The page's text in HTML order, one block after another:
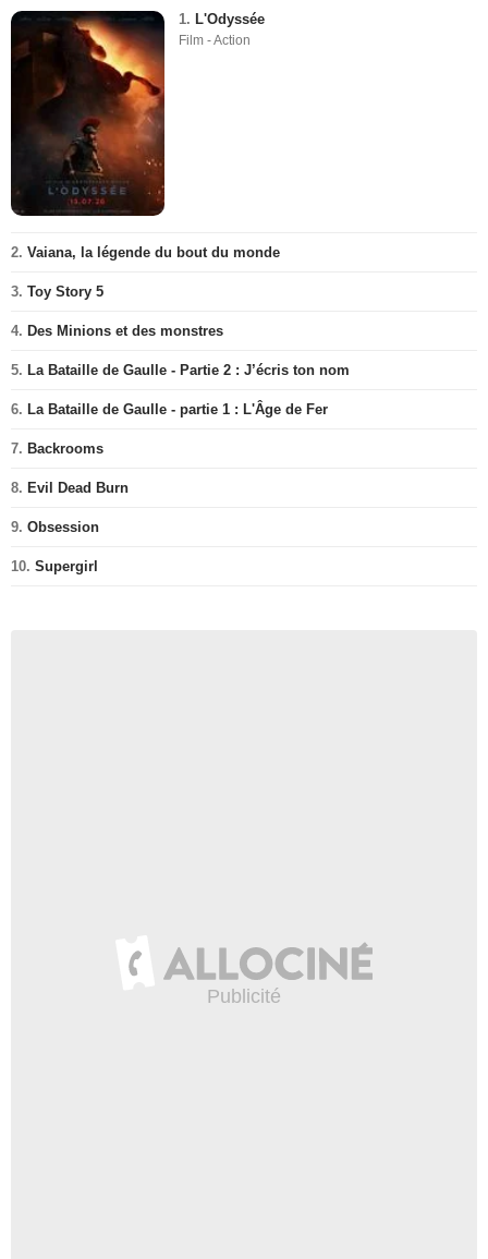
1. L'Odyssée
Film - Action
2. Vaiana, la légende du bout du monde
3. Toy Story 5
4. Des Minions et des monstres
5. La Bataille de Gaulle - Partie 2 : J’écris ton nom
6. La Bataille de Gaulle - partie 1 : L'Âge de Fer
7. Backrooms
8. Evil Dead Burn
9. Obsession
10. Supergirl